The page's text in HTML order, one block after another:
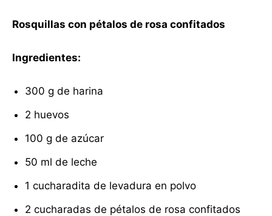
Rosquillas con pétalos de rosa confitados
Ingredientes:
300 g de harina
2 huevos
100 g de azúcar
50 ml de leche
1 cucharadita de levadura en polvo
2 cucharadas de pétalos de rosa confitados